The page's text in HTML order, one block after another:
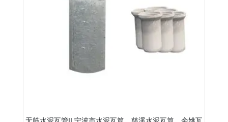
无筋水泥瓦管II,宁波市水泥瓦筒，慈溪水泥瓦筒，余姚瓦